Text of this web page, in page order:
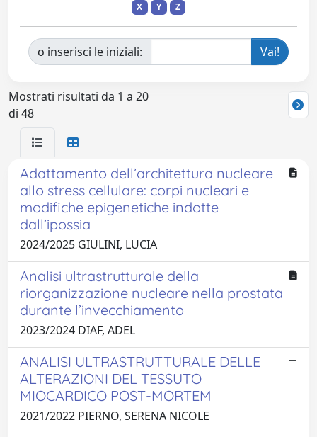
X
Y Z
o inserisci le iniziali:
Mostrati risultati da 1 a 20
di 48
Adattamento dell’architettura nucleare
allo stress cellulare: corpi nucleari e
modifiche epigenetiche indotte
dall’ipossia
2024/2025 GIULINI, LUCIA
Analisi ultrastrutturale della
riorganizzazione nucleare nella prostata
durante l’invecchiamento
2023/2024 DIAF, ADEL
ANALISI ULTRASTRUTTURALE DELLE
ALTERAZIONI DEL TESSUTO
MIOCARDICO POST-MORTEM
2021/2022 PIERNO, SERENA NICOLE